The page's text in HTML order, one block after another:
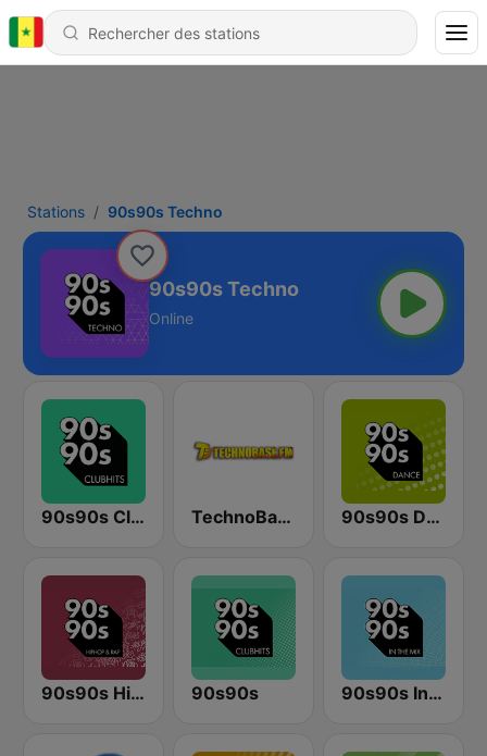
Stations 90s90s Techno
90s90s Techno
Online
90s90s Clubhits TechnoBase.FM 90s90s Dance
90s90s Hiphop & Rap 90s90s 90s90s In the Mix